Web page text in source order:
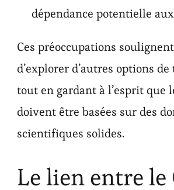
dépendance potentielle
Ces préoccupations
d’explorer d’autres options
tout en gardant à l’esprit que
doivent être basées sur des
scientifiques solides.
Le lien entre le